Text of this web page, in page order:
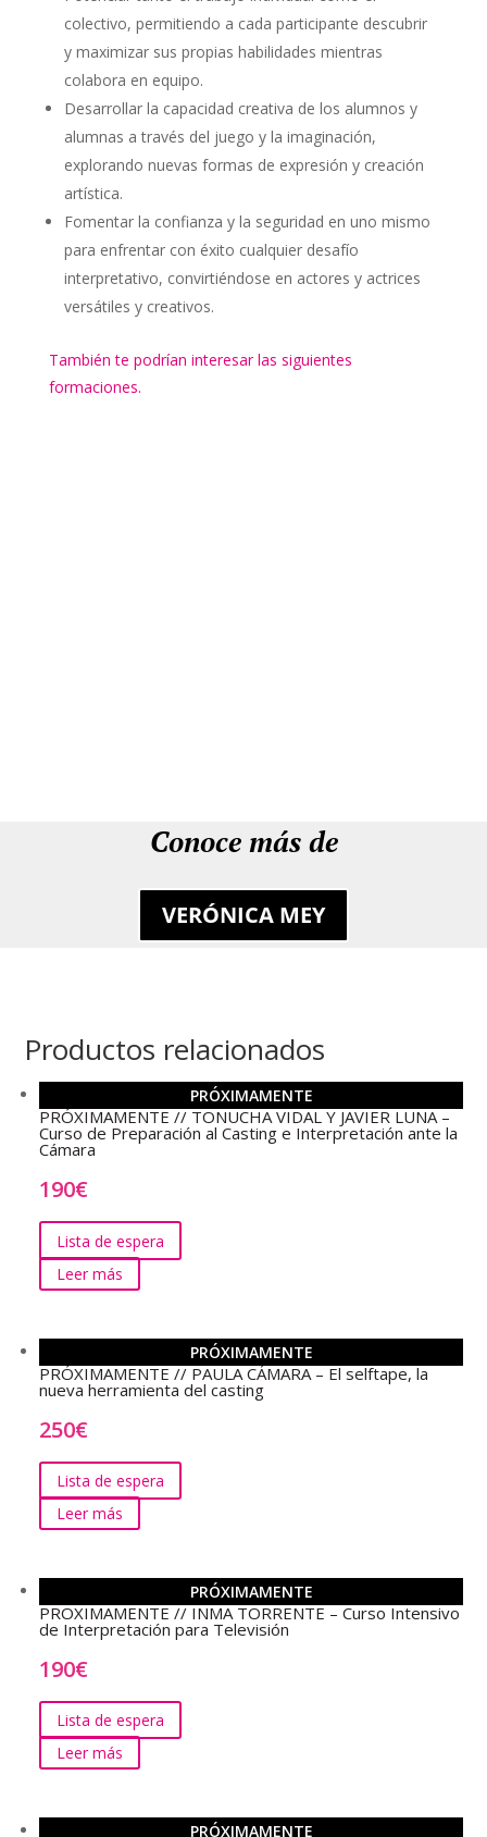
colectivo, permitiendo a cada participante descubrir
y maximizar sus propias habilidades mientras
colabora en equipo.
Desarrollar la capacidad creativa de los alumnos y
alumnas a través del juego y la imaginación,
explorando nuevas formas de expresión y creación
artística.
Fomentar la confianza y la seguridad en uno mismo
para enfrentar con éxito cualquier desafío
interpretativo, convirtiéndose en actores y actrices
versátiles y creativos.
También te podrían interesar las siguientes
formaciones.
Conoce más de
VERÓNICA MEY
Productos relacionados
PRÓXIMAMENTE
PRÓXIMAMENTE // TONUCHA VIDAL Y JAVIER LUNA –
Curso de Preparación al Casting e Interpretación ante la
Cámara
190€
Lista de espera
Leer más
PRÓXIMAMENTE
PRÓXIMAMENTE // PAULA CÁMARA – El selftape, la
nueva herramienta del casting
250€
Lista de espera
Leer más
PRÓXIMAMENTE
PROXIMAMENTE // INMA TORRENTE – Curso Intensivo
de Interpretación para Televisión
190€
Lista de espera
Leer más
PRÓXIMAMENTE